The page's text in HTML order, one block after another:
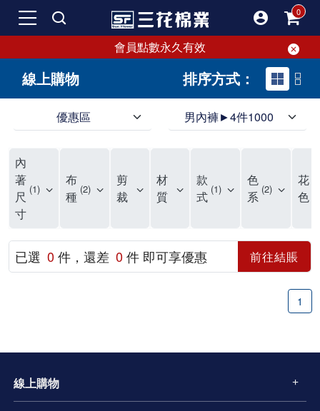
會員點數永久有效
線上購物 排序方式：
優惠區 男內褲►4件1000
三花男內褲提供最平實好搭的男內褲選擇。採用高品質原料製成，三花男內褲擁有絕佳彈性與透氣度，怎麼穿都舒適不用擔心造成肌膚困擾，立體剪裁全面大升級，滿意度百分百。
三花男內褲是男生首選品牌，適合休閒與運動。彈性好，人體工學剪裁，立體效果佳，舒適感大提升，魅力指數破表！
市佔率高達50年！三花專注設計，提升舒適與耐用，針對亞洲男性剪裁，大動作不卡襠。
三花男內褲採用優質棉料製成，褲身擁有超過千個散熱孔，吸汗透氣，柔順舒適，解決一般男內褲的悶熱問題。針對亞洲男性體型的立體剪裁設計，告別卡襠煩惱，自如大動作。三花男內褲市佔率高，專注製造與開發超過50年，提升舒適度與耐用性，深受網友推崇。五片式剪裁設計，適合各種身形及風格，給予肌膚前所未有的透氣舒適體驗。
【心情閒聊】男內褲的一些小心得?! 身為一名廣告代理商的社群小編，每次接到新客戶都需做好充足的產業功課，以免在撰寫廣告時顯得膚淺。美妝和流行服飾的客戶總讓我感到一點小確幸，因為可以搶先試用到新產品，或請客戶幫忙以員工價購買商品，讓人有中獎的小喜悅。 這次的客戶卻是-男內褲! 男內褲! 男內褲! 由於是第一次接觸這類產品，所以特地重複三次來表達內心的震驚。因為獨處時間較長，對於男內褲的研究多少有些害羞。因而硬著頭皮買了好幾件男內褲進行研究。 家裡沒有兄弟，也沒有可以直接聊男內褲的男性朋友，自己去買男內褲真的需要一些勇氣。我感謝現在的高科技網購，讓我不用親自到店面盯著男內褲看，也能輕鬆購買到不同種類的男內褲，真是感恩網路! 在Google搜尋 ""男內褲""，瞬間出現許多品牌，男內褲的世界真是博大精深呢。我開始扮演男內褲研究生，對男內褲進行分類：從長短、高低中腰到情趣男內褲，各式各樣應有盡有。好險此次的客戶是比較中規中矩的，情趣類的男內褲不在研究範圍，不然一直盯著穿內褲的模特兒看也太難為情了。 男內褲的設計功能其實不亞於女生內衣。由於男生身體結構的關係，需要更細心的設計。市面上較大的品牌有老牌的三花、三槍、宜而爽等，還有大手筆請代言人的CK、PLAYBOY等品牌。要選男內褲，實在需要下些功夫。 我將男內褲分為兩個面向：花色和功能設計。選擇男內褲的花色非常重要，因為能看出個人的品味和對內外搭配的重視程度。宅男們穿著50歲阿伯的花色內褲，或是穿白褲子搭配大黑色內褲，都是不OK的搭配。 功能設計則是對重要部位的保?。為了確保舒適性，有的內褲設計了開襟方便上廁所，有的設計了專屬囊袋固定，更有五片立體剪裁，或者強調視覺效果的內褲。這些設計不僅滿足基本的生理需求，更進階到心靈上的滿足。 以往從未想過要認真研究男內褲，直到這次工作的契機才真正了解男內褲的繁複。男內褲花色多樣，研究起來花費了不少時間。與男內褲客戶窗口交流，我這個女專案可能會有一段尷尬期，希望自己討論時不會笑場。雖然我無法真正體驗男內褲的全部功能，但透過揣測和客戶專業的回答，依然探詢到了許多有趣的現象。 某些網友反應某些國外品牌的男內褲不好穿，可能因為這些品牌是按照西方身材比例製造，不太適合台灣男性。同樣的現象也出現在女性內衣上，所以選擇適合自己的內褲才是最重要的。 以上只是我的心情抒發，沒有針對任何一家男內褲品牌，歡迎更多對男內褲有興趣的朋友加入研究行列！"
內
著
尺
寸
1
布
種 2
剪
裁
材
質
款
式 1
色
系 2
花
色
已選 0件，還差 0件 即可享優惠 前往結賬
1
線上購物